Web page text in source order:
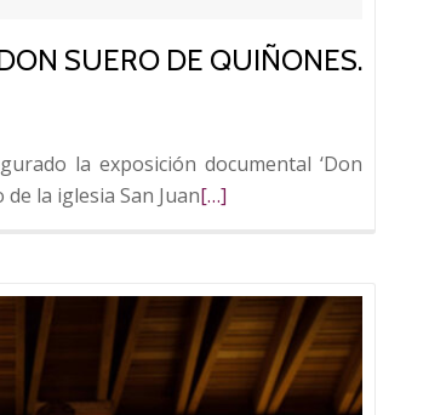
SUERO DE QUIÑONES.
la exposición documental ‘Don
la iglesia San JuanLeer
inaugura
la
exposición
[…]